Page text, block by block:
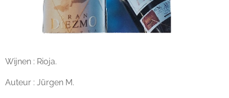
Wijnen : Rioja.
Auteur : Jürgen M.